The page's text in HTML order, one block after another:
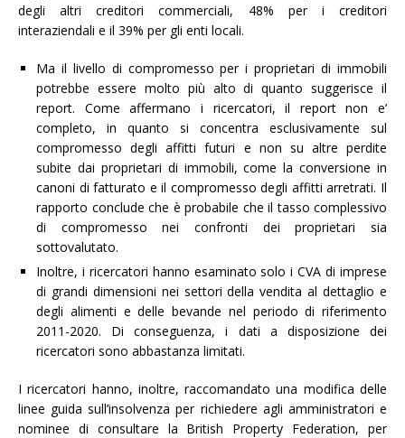
degli altri creditori commerciali, 48% per i creditori
interaziendali e il 39% per gli enti locali.
Ma il livello di compromesso per i proprietari di immobili
potrebbe essere molto più alto di quanto suggerisce il
report. Come affermano i ricercatori, il report non e’
completo, in quanto si concentra esclusivamente sul
compromesso degli affitti futuri e non su altre perdite
subite dai proprietari di immobili, come la conversione in
canoni di fatturato e il compromesso degli affitti arretrati. Il
rapporto conclude che è probabile che il tasso complessivo
di compromesso nei confronti dei proprietari sia
sottovalutato.
Inoltre, i ricercatori hanno esaminato solo i CVA di imprese
di grandi dimensioni nei settori della vendita al dettaglio e
degli alimenti e delle bevande nel periodo di riferimento
2011-2020. Di conseguenza, i dati a disposizione dei
ricercatori sono abbastanza limitati.
I ricercatori hanno, inoltre, raccomandato una modifica delle
linee guida sull’insolvenza per richiedere agli amministratori e
nominee di consultare la British Property Federation, per